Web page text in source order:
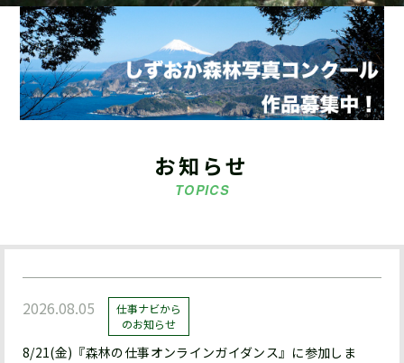
お知らせ
TOPICS
2026.08.05
仕事ナビから
のお知らせ
8/21(金)『森林の仕事オンラインガイダンス』に参加しま